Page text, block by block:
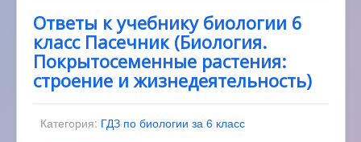
Ответы к учебнику биологии 6
класс Пасечник (Биология.
Покрытосеменные растения:
строение и жизнедеятельность)
Категория: ГДЗ по биологии за 6 класс